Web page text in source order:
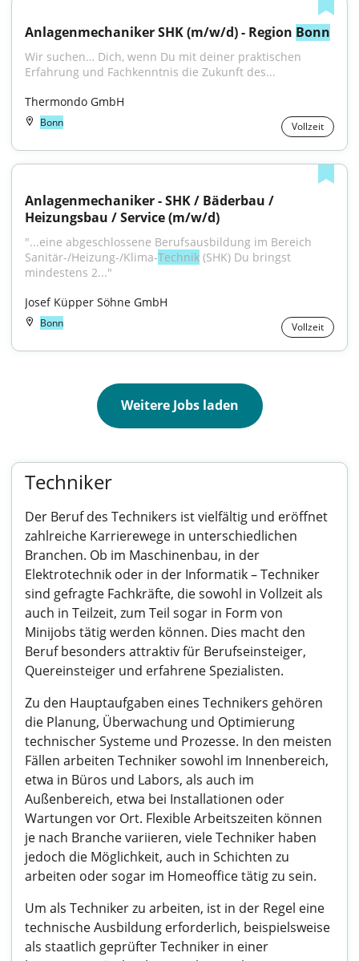
Anlagenmechaniker SHK (m/w/d) - Region Bonn
Wir suchen… Dich, wenn Du mit deiner praktischen
Erfahrung und Fachkenntnis die Zukunft des...
Thermondo GmbH
Bonn Vollzeit
Anlagenmechaniker - SHK / Bäderbau /
Heizungsbau / Service (m/w/d)
"...eine abgeschlossene Berufsausbildung im Bereich
Sanitär-/Heizung-/Klima-Technik (SHK) Du bringst
mindestens 2..."
Josef Küpper Söhne GmbH
Bonn Vollzeit
Weitere Jobs laden
Techniker
Der Beruf des Technikers ist vielfältig und eröffnet
zahlreiche Karrierewege in unterschiedlichen
Branchen. Ob im Maschinenbau, in der
Elektrotechnik oder in der Informatik – Techniker
sind gefragte Fachkräfte, die sowohl in Vollzeit als
auch in Teilzeit, zum Teil sogar in Form von
Minijobs tätig werden können. Dies macht den
Beruf besonders attraktiv für Berufseinsteiger,
Quereinsteiger und erfahrene Spezialisten.
Zu den Hauptaufgaben eines Technikers gehören
die Planung, Überwachung und Optimierung
technischer Systeme und Prozesse. In den meisten
Fällen arbeiten Techniker sowohl im Innenbereich,
etwa in Büros und Labors, als auch im
Außenbereich, etwa bei Installationen oder
Wartungen vor Ort. Flexible Arbeitszeiten können
je nach Branche variieren, viele Techniker haben
jedoch die Möglichkeit, auch in Schichten zu
arbeiten oder sogar im Homeoffice tätig zu sein.
Um als Techniker zu arbeiten, ist in der Regel eine
technische Ausbildung erforderlich, beispielsweise
als staatlich geprüfter Techniker in einer